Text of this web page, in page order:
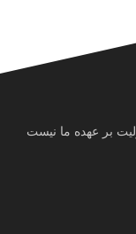
بر عهده ما نیست